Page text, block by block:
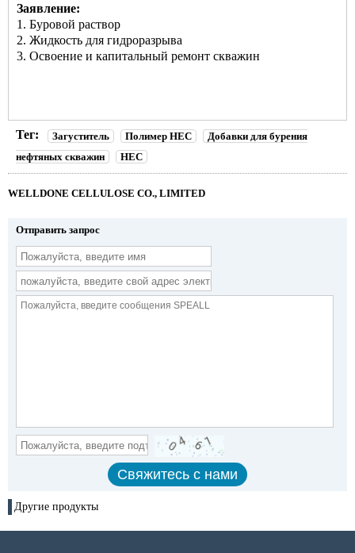
Заявление:
1. Буровой раствор
2. Жидкость для гидроразрыва
3. Освоение и капитальный ремонт скважин
Тег: Загуститель Полимер HEC
Добавки для бурения
нефтяных скважин
HEC
WELLDONE CELLULOSE CO., LIMITED
Отправить запрос
Другие продукты